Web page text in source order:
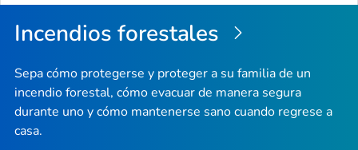
la
Incendios forestales
Sepa cómo protegerse y proteger a su familia de un
incendio forestal, cómo evacuar de manera segura
durante uno y cómo mantenerse sano cuando regrese a
casa.